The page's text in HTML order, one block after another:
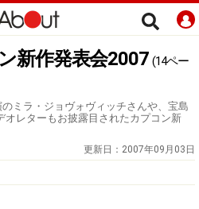
新作発表会2007 (14ペー
ミラ・ジョヴォヴィッチさんや、宝島
レターもお披露目されたカプコン新
更新日： 2007年09月03日